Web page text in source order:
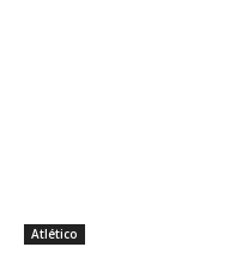
Atlético